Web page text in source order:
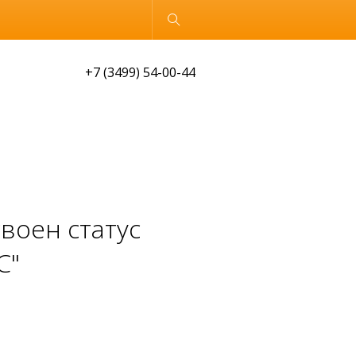
Обычная версия
+7 (3499) 54-00-44
статус